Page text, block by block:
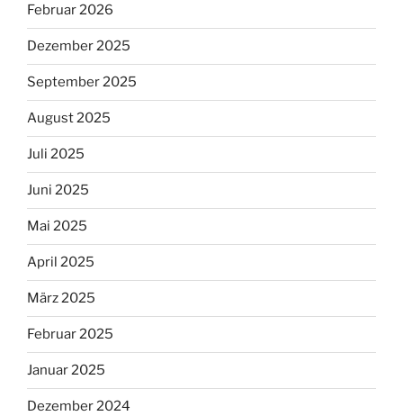
Februar 2026
Dezember 2025
September 2025
August 2025
Juli 2025
Juni 2025
Mai 2025
April 2025
März 2025
Februar 2025
Januar 2025
Dezember 2024